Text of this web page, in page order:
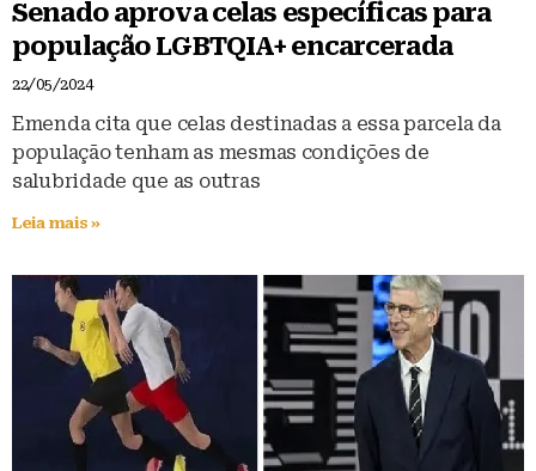
Senado aprova celas específicas para
população LGBTQIA+ encarcerada
22/05/2024
Emenda cita que celas destinadas a essa parcela da
população tenham as mesmas condições de
salubridade que as outras
Leia mais »